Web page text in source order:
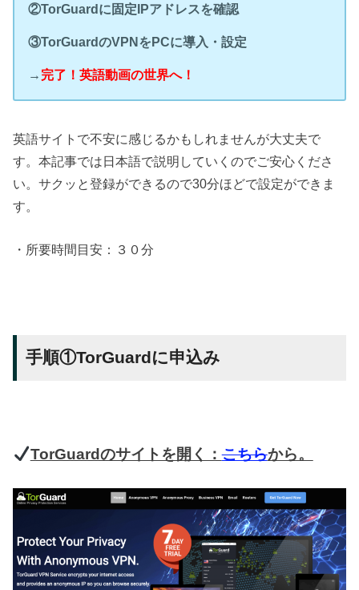
②TorGuardに固定IPアドレスを確認
③TorGuardのVPNをPCに導入・設定
→ 完了！英語動画の世界へ！
英語サイトで不安に感じるかもしれませんが大丈夫で
す。本記事では日本語で説明していくのでご安心くださ
い。サクッと登録ができるので30分ほどで設定ができま
す。
・所要時間目安：３０分
手順①TorGuardに申込み
TorGuardのサイトを開く：こちらから。